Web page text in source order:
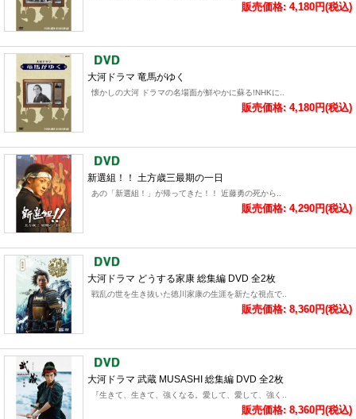
販売価格: 4,180円(税込)
大河ドラマ 竜馬がゆく
懐かしの大河 ドラマの名場面が鮮やかに蘇る!NHKに..
販売価格: 4,180円(税込)
新選組！！ 土方歳三最期の一日
あの「新選組！」が帰ってきた！！ 近藤勇の死から..
販売価格: 4,290円(税込)
大河ドラマ どうする家康 総集編 DVD 全2枚
戦乱の世を生き抜いた徳川家康の生涯を新たな視点で..
販売価格: 8,360円(税込)
大河ドラマ 武蔵 MUSASHI 総集編 DVD 全2枚
『生きて、生きて、強くなる。愛して、愛して、強く..
販売価格: 8,360円(税込)